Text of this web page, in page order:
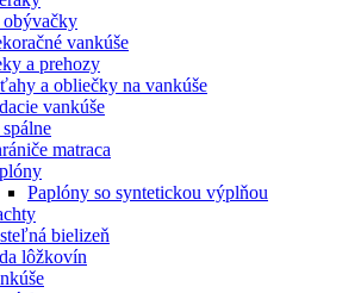
vankúše
a prehozy
a obliečky na vankúše
vankúše
matraca
Paplóny so syntetickou výplňou
bielizeň
lôžkovín